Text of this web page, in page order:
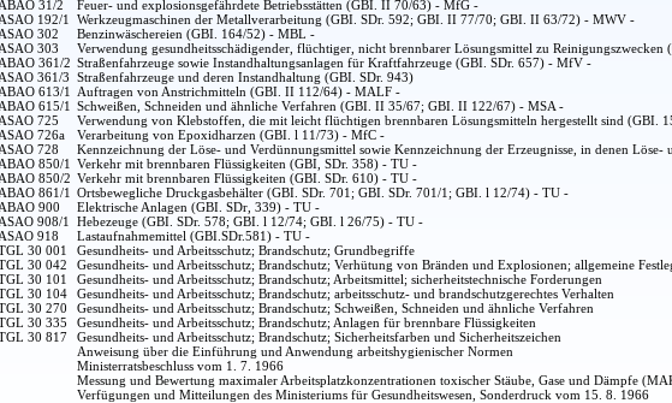
ABAO 31/2
Feuer- und explosionsgefährdete Betriebsstätten (GBI. II 70/63) - MfG -
ASAO 192/1
Werkzeugmaschinen der Metallverarbeitung (GBI. SDr. 592; GBI. II 77/70; GBI. II 63/72) - MWV -
ASAO 302
Benzinwäschereien (GBI. 164/52) - MBL -
ASAO 303
Verwendung gesundheitsschädigender, flüchtiger, nicht brennbarer Lösungsmittel zu
ABAO 361/2 Straßenfahrzeuge sowie Instandhaltungsanlagen für Kraftfahrzeuge (GBI. SDr. 657) - MfV -
ASAO 361/3 Straßenfahrzeuge und deren Instandhaltung (GBI. SDr. 943)
ABAO 613/1
Auftragen von Anstrichmitteln (GBI. II 112/64) - MALF -
ABAO 615/1 Schweißen, Schneiden und ähnliche Verfahren (GBI. II 35/67; GBI. II 122/67) - MSA -
ASAO 725
Verwendung von Klebstoffen, die mit leicht flüchtigen brennbaren Lösungsmitteln hergestellt sind (GBI.
ASAO 726a
Verarbeitung von Epoxidharzen (GBI. l 11/73) - MfC -
ASAO 728
Kennzeichnung der Löse- und Verdünnungsmittel sowie Kennzeichnung der Erzeugnisse, in denen
ABAO 850/1 Verkehr mit brennbaren Flüssigkeiten (GBI, SDr. 358) - TU -
ABAO 850/2 Verkehr mit brennbaren Flüssigkeiten (GBI. SDr. 610) - TU -
ABAO 861/1 Ortsbewegliche Druckgasbehälter (GBI. SDr. 701; GBI. SDr. 701/1; GBI. l 12/74) - TU -
ABAO 900
Elektrische Anlagen (GBI. SDr, 339) - TU -
ASAO 908/1
Hebezeuge (GBI. SDr. 578; GBI. l 12/74; GBI. l 26/75) - TU -
ASAO 918
Lastaufnahmemittel (GBI.SDr.581) - TU -
30 001
Gesundheits- und Arbeitsschutz; Brandschutz; Grundbegriffe
30 042
Gesundheits- und Arbeitsschutz; Brandschutz; Verhütung von Bränden und Explosionen; allgemeine
30 101
Gesundheits- und Arbeitsschutz; Brandschutz; Arbeitsmittel; sicherheitstechnische Forderungen
30 104
Gesundheits- und Arbeitsschutz; Brandschutz; arbeitsschutz- und brandschutzgerechtes Verhalten
30 270
Gesundheits- und Arbeitsschutz; Brandschutz; Schweißen, Schneiden und ähnliche Verfahren
30 335
Gesundheits- und Arbeitsschutz; Brandschutz; Anlagen für brennbare Flüssigkeiten
30 817
Gesundheits- und Arbeitsschutz; Brandschutz; Sicherheitsfarben und Sicherheitszeichen
Anweisung über die Einführung und Anwendung arbeitshygienischer Normen
Ministerratsbeschluss vom 1. 7. 1966
Messung und Bewertung maximaler Arbeitsplatzkonzentrationen toxischer Stäube, Gase und Dämpfe
Verfügungen und Mitteilungen des Ministeriums für Gesundheitswesen, Sonderdruck vom 15. 8. 1966